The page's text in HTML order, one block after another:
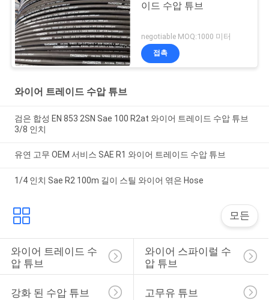
이드 수압 튜브
negotiable MOQ:1000 미터
접촉
와이어 트레이드 수압 튜브
검은 합성 EN 853 2SN Sae 100 R2at 와이어 트레이드 수압 튜브
3/8 인치
유연 고무 OEM 서비스 SAE R1 와이어 트레이드 수압 튜브
1/4 인치 Sae R2 100m 길이 스틸 와이어 엮은 Hose
모든
와이어 트레이드 수
압 튜브
와이어 스파이럴 수
압 튜브
강화 된 수압 튜브 고무유 튜브